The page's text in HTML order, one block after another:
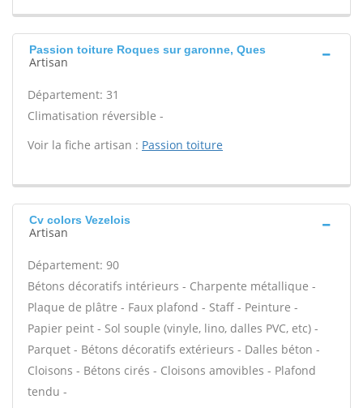
Passion toiture Roques sur garonne, Ques
Artisan
Département: 31
Climatisation réversible -
Voir la fiche artisan : Passion toiture
Cv colors Vezelois
Artisan
Département: 90
Bétons décoratifs intérieurs - Charpente métallique -
Plaque de plâtre - Faux plafond - Staff - Peinture -
Papier peint - Sol souple (vinyle, lino, dalles PVC, etc) -
Parquet - Bétons décoratifs extérieurs - Dalles béton -
Cloisons - Bétons cirés - Cloisons amovibles - Plafond
tendu -